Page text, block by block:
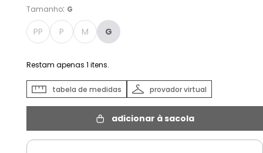
Tamanho: G
PP P M G
Restam apenas 1 itens.
provador virtual
tabela de medidas
adicionar à sacola